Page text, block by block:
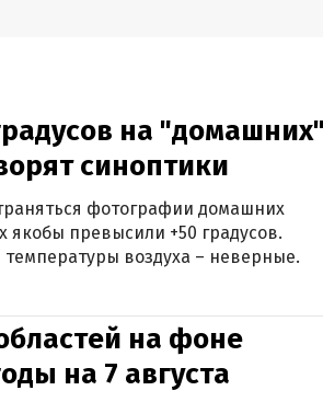
на "домашних"
синоптики
фотографии домашних
превысили +50 градусов.
воздуха – неверные.
на фоне
на 7 августа